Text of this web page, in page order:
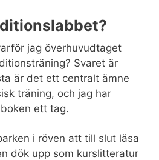
jag överhuvudtaget
Svaret är
är det ett centralt ämne
träning, och jag har
ett tag.
i röven att till slut läsa
dök upp som kurslitteratur